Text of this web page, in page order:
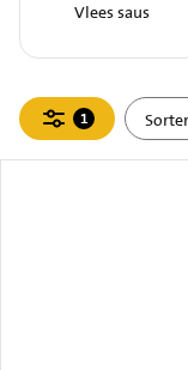
Vlees saus
Filteren
1
actief